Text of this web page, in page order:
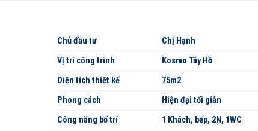
Chủ đầu tư
Chị Hạnh
Vị trí công trình
Kosmo Tây Hồ
Diện tích thiết kế
75m2
Phong cách
Hiện đại tối giản
Công năng bố trí
1 Khách, bếp, 2N, 1WC